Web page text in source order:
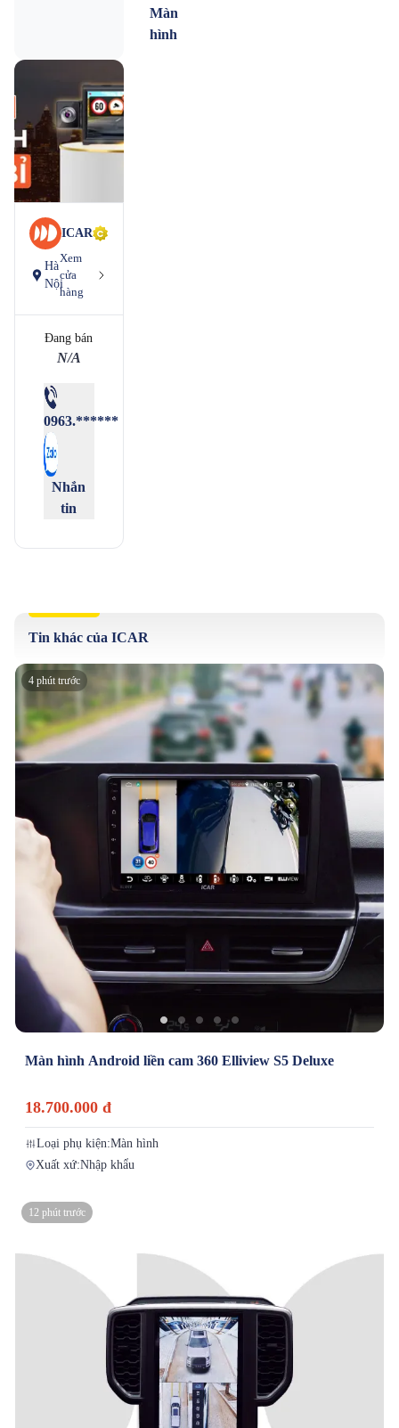
Màn
hình
ICAR
Hà
Nội
Xem
cửa
hàng
Đang bán
N/A
0963.******
Nhắn
tin
Tin khác của ICAR
4 phút trước
Màn hình Android liền cam 360 Elliview S5 Deluxe
18.700.000 đ
Loại phụ kiện:Màn hình
Xuất xứ:Nhập khẩu
12 phút trước